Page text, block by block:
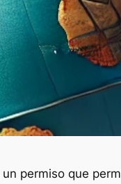
permiso que